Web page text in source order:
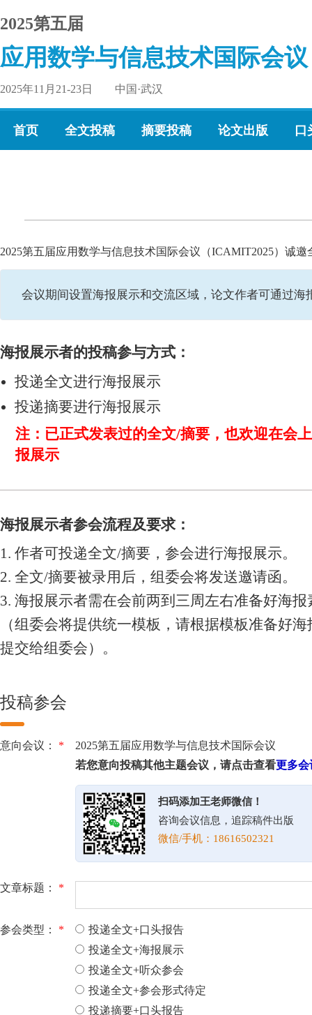
2025第五届
应用数学与信息技术国际会议
2025年11月21-23日 中国·武汉
首页 全文投稿 摘要投稿 论文出版 口
2025第五届应用数学与信息技术国际会议（ICAMIT2025）诚
会议期间设置海报展示和交流区域，论文作者可通过海
海报展示者的投稿参与方式：
投递全文进行海报展示
投递摘要进行海报展示
注：已正式发表过的全文/摘要，也欢迎在会
报展示
海报展示者参会流程及要求：
1. 作者可投递全文/摘要，参会进行海报展示。
2. 全文/摘要被录用后，组委会将发送邀请函。
3. 海报展示者需在会前两到三周左右准备好海报
（组委会将提供统一模板，请根据模板准备好
提交给组委会）。
投稿参会
意向会议： *
2025第五届应用数学与信息技术国际会议
若您意向投稿其他主题会议，请点击查看更多会
扫码添加王老师微信！
咨询会议信息，追踪稿件出版
微信/手机：18616502321
文章标题： *
参会类型： *
投递全文+口头报告
投递全文+海报展示
投递全文+听众参会
投递全文+参会形式待定
投递摘要+口头报告